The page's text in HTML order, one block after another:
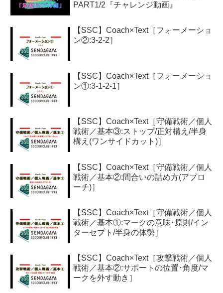
PART1/2『チャレンジ動画』
【SSC】Coach×Text［フォーメーショ
ン②:3-2-2］
【SSC】Coach×Text［フォーメーショ
ン①:3-1-2-1］
【SSC】Coach×Text［守備戦術／個人
戦術／基本③:ストップ/正対構え/半身
構え(ワンサイドカット)］
【SSC】Coach×Text［守備戦術／個人
戦術／基本②:間合いの詰め方(アプロ
ーチ)］
【SSC】Coach×Text［守備戦術／個人
戦術／基本①:マークの意味･原則/イン
ターセプト/半身の体勢］
【SSC】Coach×Text［攻撃戦術／個人
戦術／基本②:サポートの位置･角度/マ
ークを外す動き］